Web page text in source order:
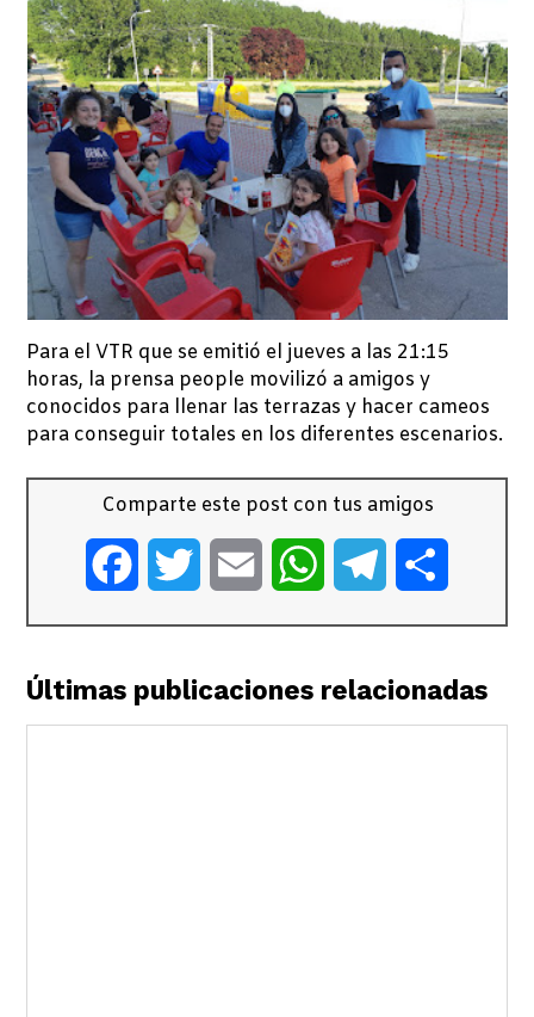
Para el VTR que se emitió el jueves a las 21:15
horas, la prensa people movilizó a amigos y
conocidos para llenar las terrazas y hacer cameos
para conseguir totales en los diferentes escenarios.
Comparte este post con tus amigos
FacebookTwitter Email WhatsAppTelegram
Últimas publicaciones relacionadas